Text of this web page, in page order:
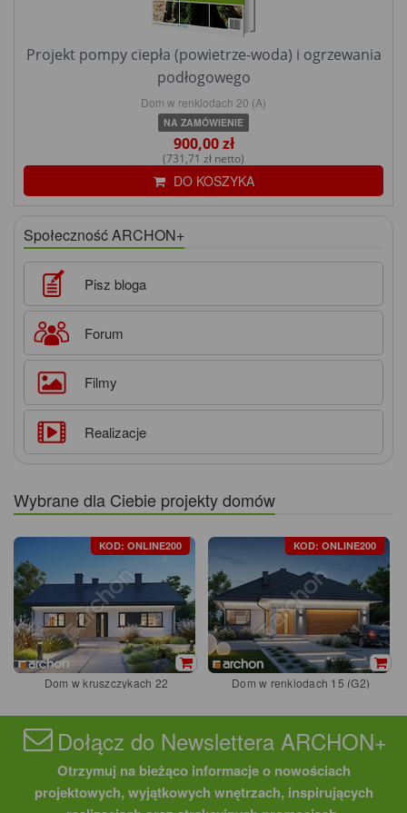
Projekt pompy ciepła (powietrze-woda) i ogrzewania
podłogowego
Dom w renklodach 20 (A)
NA ZAMÓWIENIE
900,00 zł
(731,71 zł netto)
DO KOSZYKA
Społeczność ARCHON+
Pisz bloga
Forum
Filmy
Realizacje
Wybrane dla Ciebie projekty domów
KOD: ONLINE200
Dom w kruszczykach 22
KOD: ONLINE200
Dom w renklodach 15 (G2)
Dołącz do Newslettera ARCHON+
Otrzymuj na bieżąco informacje o nowościach
projektowych, wyjątkowych wnętrzach, inspirujących